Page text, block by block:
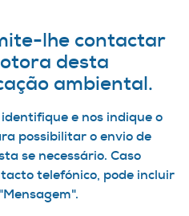
lhe contactar
desta
ambiental.
e nos indique o
possibilitar o envio de
se necessário. Caso
telefónico, pode incluir